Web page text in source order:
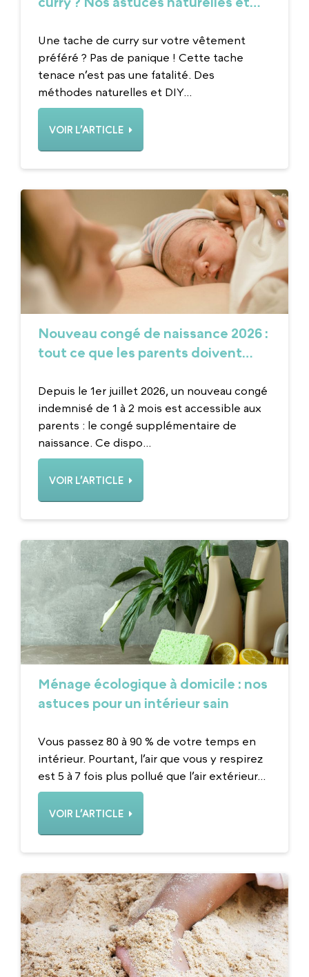
Une tache de curry sur votre vêtement
préféré ? Pas de panique ! Cette tache
tenace n’est pas une fatalité. Des
méthodes naturelles et DIY...
VOIR L’ARTICLE
Nouveau congé de naissance 2026 :
tout ce que les parents doivent
Depuis le 1er juillet 2026, un nouveau congé
indemnisé de 1 à 2 mois est accessible aux
parents : le congé supplémentaire de
naissance. Ce dispo...
VOIR L’ARTICLE
Ménage écologique à domicile : nos
astuces pour un intérieur sain
Vous passez 80 à 90 % de votre temps en
intérieur. Pourtant, l’air que vous y respirez
est 5 à 7 fois plus pollué que l’air extérieur...
VOIR L’ARTICLE